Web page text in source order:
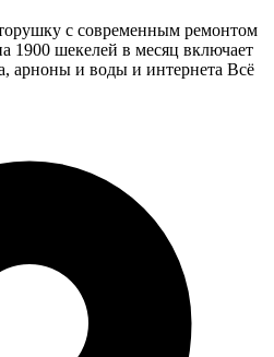
с современным ремонтом
1900 шекелей в месяц включает
арноны и воды и интернета Всё